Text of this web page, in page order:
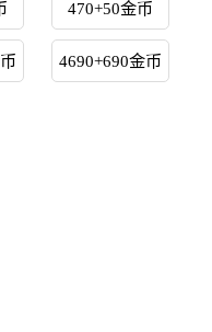
470+50金币
4690+690金币